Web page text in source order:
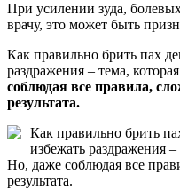
При усилении зуда,
врачу, это может быть
Как правильно брить пах
раздражения – тема,
соблюдая все правила,
результата.
Как правильно брить
избежать раздражения
Но, даже соблюдая все
результата.